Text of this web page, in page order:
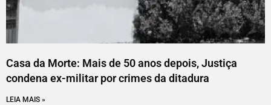
Casa da Morte: Mais de 50 anos depois, Justiça
condena ex-militar por crimes da ditadura
LEIA MAIS »